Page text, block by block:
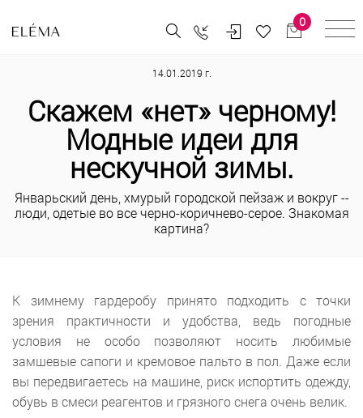
0
14.01.2019 г.
Скажем «нет» черному!
Модные идеи для
нескучной зимы.
Январьский день, хмурый городской пейзаж и вокруг --
люди, одетые во все черно-коричнево-серое. Знакомая
картина?
К зимнему гардеробу принято подходить с точки
зрения практичности и удобства, ведь погодные
условия не особо позволяют носить любимые
замшевые сапоги и кремовое пальто в пол. Даже если
вы передвигаетесь на машине, риск испортить одежду,
обувь в смеси реагентов и грязного снега очень велик.